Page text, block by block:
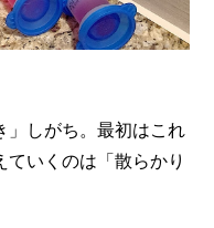
」しがち。最初はこれ
ていくのは「散らかり